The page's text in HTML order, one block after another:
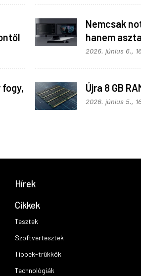
Nemcsak
hanem
a Microsoft
2026. június 6.,
fogy,
Újra 8 GB
2026. június 5.,
Hírek
Cikkek
Tesztek
Szoftvertesztek
Tippek-trükkök
Technológiák